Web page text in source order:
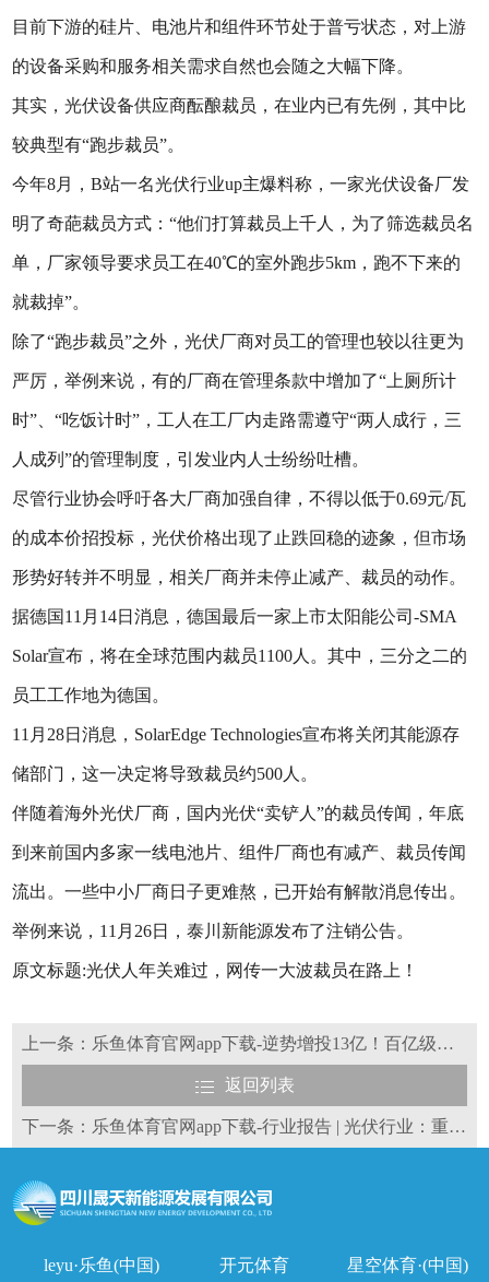
目前下游的硅片、电池片和组件环节处于普亏状态，对上游
的设备采购和服务相关需求自然也会随之大幅下降。
其实，光伏设备供应商酝酿裁员，在业内已有先例，其中比
较典型有“跑步裁员”。
今年8月，B站一名光伏行业up主爆料称，一家光伏设备厂发
明了奇葩裁员方式：“他们打算裁员上千人，为了筛选裁员名
单，厂家领导要求员工在40℃的室外跑步5km，跑不下来的
就裁掉”。
除了“跑步裁员”之外，光伏厂商对员工的管理也较以往更为
严厉，举例来说，有的厂商在管理条款中增加了“上厕所计
时”、“吃饭计时”，工人在工厂内走路需遵守“两人成行，三
人成列”的管理制度，引发业内人士纷纷吐槽。
尽管行业协会呼吁各大厂商加强自律，不得以低于0.69元/瓦
的成本价招投标，光伏价格出现了止跌回稳的迹象，但市场
形势好转并不明显，相关厂商并未停止减产、裁员的动作。
据德国11月14日消息，德国最后一家上市太阳能公司-SMA
Solar宣布，将在全球范围内裁员1100人。其中，三分之二的
员工工作地为德国。
11月28日消息，SolarEdge Technologies宣布将关闭其能源存
储部门，这一决定将导致裁员约500人。
伴随着海外光伏厂商，国内光伏“卖铲人”的裁员传闻，年底
到来前国内多家一线电池片、组件厂商也有减产、裁员传闻
流出。一些中小厂商日子更难熬，已开始有解散消息传出。
举例来说，11月26日，泰川新能源发布了注销公告。
原文标题:光伏人年关难过，网传一大波裁员在路上！
上一条：乐鱼体育官网app下载-逆势增投13亿！百亿级光伏黑马大扩张
返回列表
下一条：乐鱼体育官网app下载-行业报告 | 光伏行业：重视光伏行业底部拐点机会
leyu·乐鱼(中国) 开元体育 星空体育·(中国)